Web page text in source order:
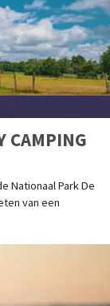
CAMPING
Nationaal Park De
van een